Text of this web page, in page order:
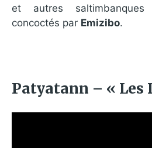
et autres
concoctés par Emizibo.
Patyatann – « Les